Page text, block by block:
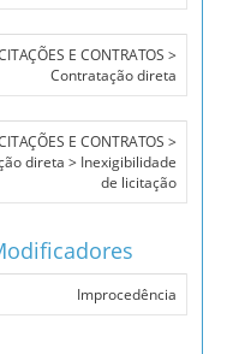
E CONTRATOS >
Contratação direta
E CONTRATOS >
direta > Inexigibilidade
de licitação
Improcedência